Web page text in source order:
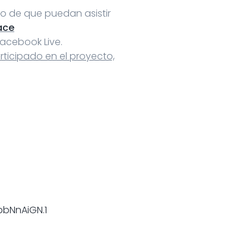
de que puedan asistir
Live.
en el proyecto,